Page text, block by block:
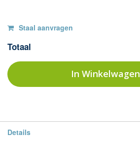
Staal aanvragen
Op
Totaal
In Winkelwagen
Details